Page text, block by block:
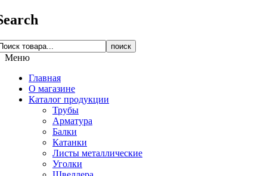
поиск
Меню
Главная
О магазине
Каталог продукции
Трубы
Арматура
Балки
Катанки
Листы металлические
Уголки